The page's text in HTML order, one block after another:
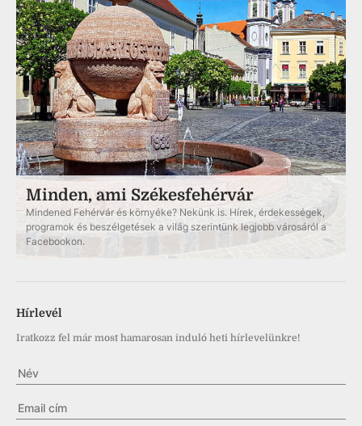
Minden, ami Székesfehérvár
Mindened Fehérvár és környéke? Nekünk is. Hírek, érdekességek,
programok és beszélgetések a világ szerintünk legjobb városáról a
Facebookon.
Hírlevél
Iratkozz fel már most hamarosan induló heti hírlevelünkre!